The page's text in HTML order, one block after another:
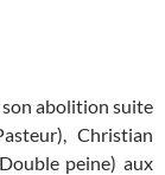
abolition suite
Christian
peine) aux